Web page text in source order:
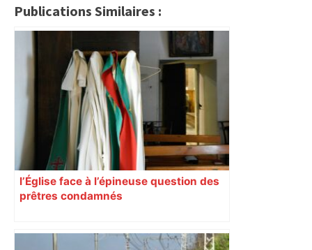
Publications Similaires :
l’Église face à l’épineuse question des
prêtres condamnés